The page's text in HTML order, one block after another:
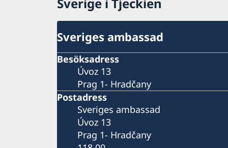
Sveriges ambassad
Besöksadress
Úvoz 13
Prag 1- Hradčany
Postadress
Sveriges ambassad
Úvoz 13
Prag 1- Hradčany